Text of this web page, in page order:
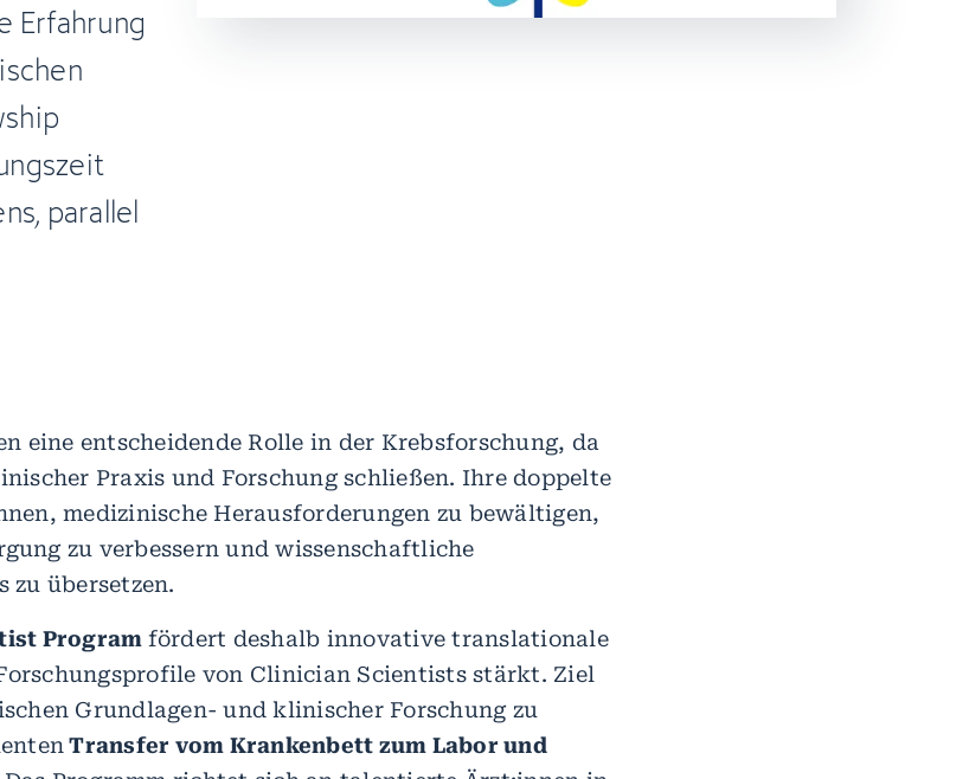
Erfahrung
parallel
eine entscheidende Rolle in der Krebsforschung, da
Praxis und Forschung schließen. Ihre doppelte
medizinische Herausforderungen zu bewältigen,
zu verbessern und wissenschaftliche
zu übersetzen.
Program fördert deshalb innovative translationale
von Clinician Scientists stärkt. Ziel
Grundlagen- und klinischer Forschung zu
Transfer vom Krankenbett zum Labor und